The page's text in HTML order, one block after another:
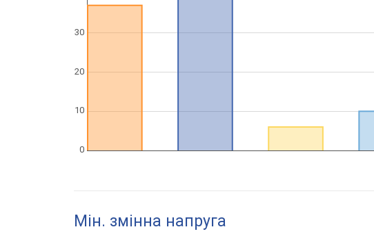
Мін. змінна напруга